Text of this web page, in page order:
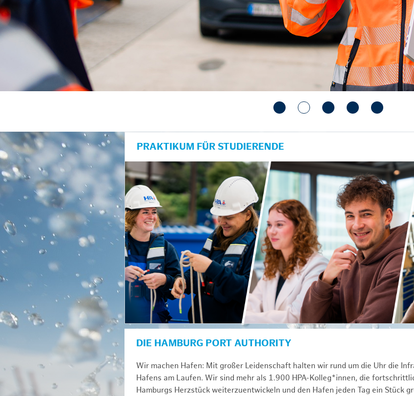
anzeigen/schließen
PRAKTIKUM FÜR STUDIERENDE
DIE HAMBURG PORT AUTHORITY
Wir machen Hafen: Mit großer Leidenschaft halten wir rund um die Uhr die
Hafens am Laufen. Wir sind mehr als 1.900 HPA-Kolleg*innen, die
Hamburgs Herzstück weiterzuentwickeln und den Hafen jeden Tag ein Stück